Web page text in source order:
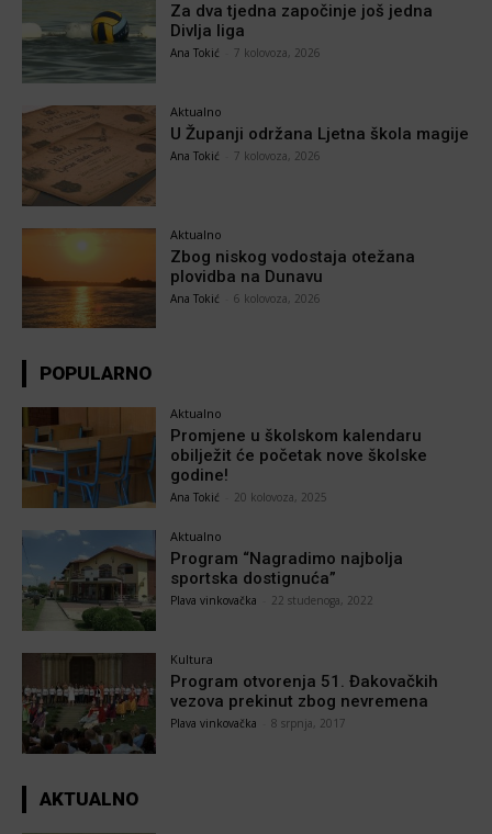
Za dva tjedna započinje još jedna
Divlja liga
Ana Tokić 7 kolovoza, 2026
Aktualno
U Županji održana Ljetna škola magije
Ana Tokić 7 kolovoza, 2026
Aktualno
Zbog niskog vodostaja otežana
plovidba na Dunavu
Ana Tokić 6 kolovoza, 2026
POPULARNO
Aktualno
Promjene u školskom kalendaru
obilježit će početak nove školske
godine!
Ana Tokić 20 kolovoza, 2025
Aktualno
Program “Nagradimo najbolja
sportska dostignuća”
Plava vinkovačka 22 studenoga, 2022
Kultura
Program otvorenja 51. Đakovačkih
vezova prekinut zbog nevremena
Plava vinkovačka 8 srpnja, 2017
AKTUALNO